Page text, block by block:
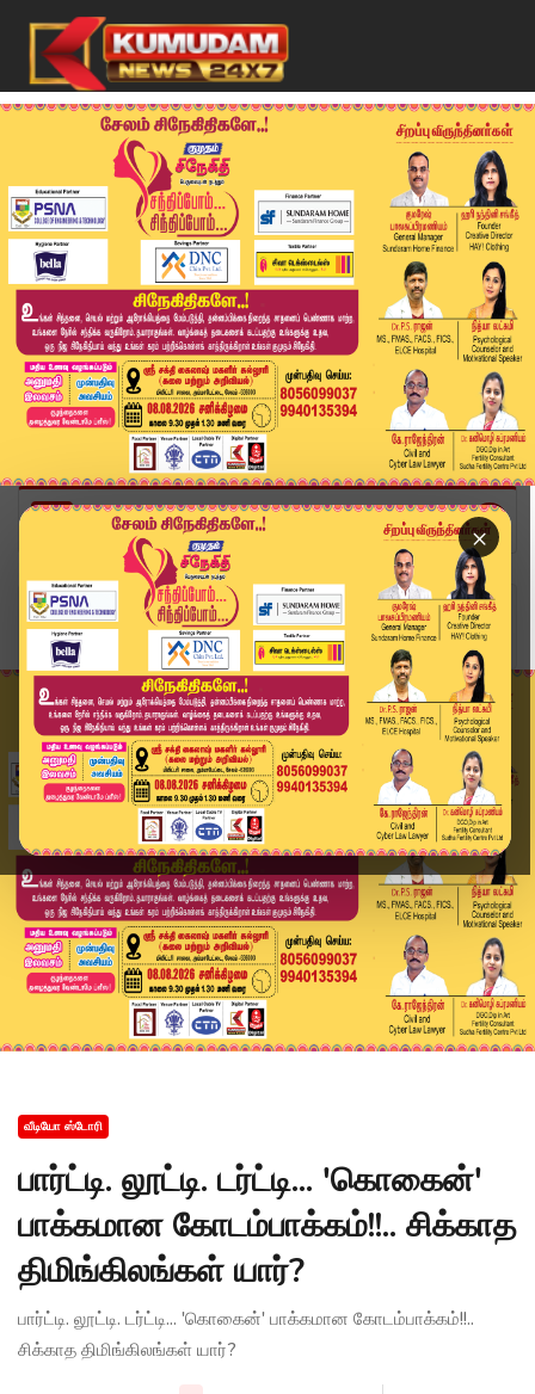
×
Home
வீடியோ ஸ்டோரி
பார்ட்டி. லூட்டி. டர்ட்டி... 'கொகைன்' பாக்கமான ...
வீடியோ ஸ்டோரி
பார்ட்டி. லூட்டி. டர்ட்டி... 'கொகைன்'
பாக்கமான கோடம்பாக்கம்!!.. சிக்காத
திமிங்கிலங்கள் யார்?
பார்ட்டி. லூட்டி. டர்ட்டி... 'கொகைன்' பாக்கமான கோடம்பாக்கம்!!..
சிக்காத திமிங்கிலங்கள் யார்?